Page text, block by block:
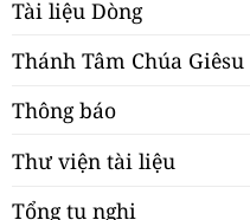
Tài liệu Dòng
Thánh Tâm Chúa Giêsu
Thông báo
Thư viện tài liệu
Tổng tu nghị